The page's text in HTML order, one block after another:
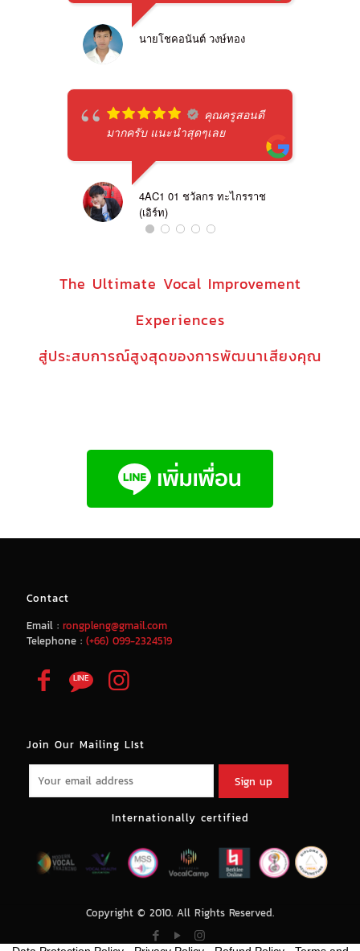
นายโชคอนันต์ วงษ์ทอง
คุณครูสอนดี
มากครับ แนะนำสุดๆเลย
4AC1 01 ชวัลกร ทะไกรราช
(เอิร์ท)
The Ultimate Vocal Improvement
Experiences
สู่ประสบการณ์สูงสุดของการพัฒนาเสียงคุณ
Contact
Email : rongpleng@gmail.com
Telephone : (+66) 099-2324519
Join Our Mailing LIst
Internationally certified
Copyright © 2010. All Rights Reserved.